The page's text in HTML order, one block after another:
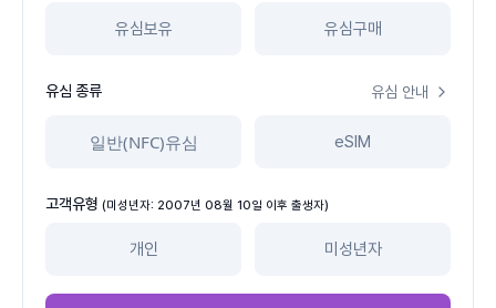
유심보유 유심구매
유심 종류 유심 안내
일반(NFC)유심 eSIM
고객유형 (미성년자: 2007년 08월 10일 이후 출생자)
개인 미성년자